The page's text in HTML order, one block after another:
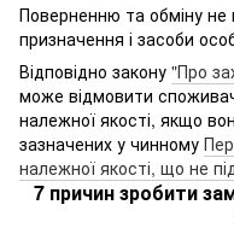
Поверненню та обміну не
призначення і засоби
Відповідно закону "Про
може відмовити
належної якості, якщо
зазначених у чинному
належної якості, що не
7 причин зробити